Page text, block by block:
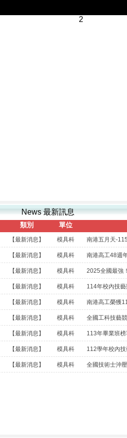
News 最新訊息
類別 單位
【最新消息】 模具科 南港五月天-
【最新消息】 模具科 南港高工48週
【最新消息】 模具科 2025全國最強
【最新消息】 模具科 114年校內技
【最新消息】 模具科 南港高工榮獲
【最新消息】 模具科 全國工科技藝
【最新消息】 模具科 113年畢業班
【最新消息】 模具科 112學年校內
【最新消息】 模具科 全國技術士沖